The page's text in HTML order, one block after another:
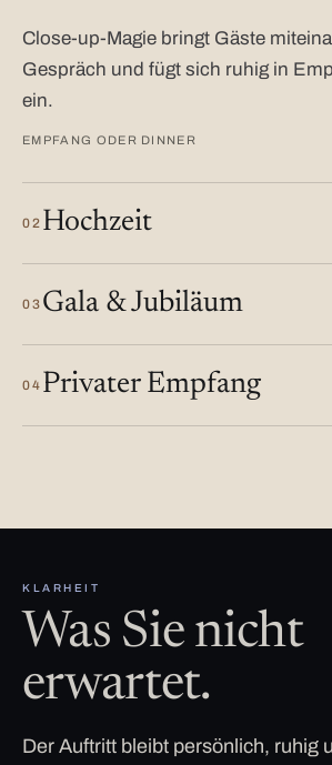
Close-up-Magie bringt Gäste
Gespräch und fügt sich ruhig in
ein.
EMPFANG ODER DINNER
02 Hochzeit
03 Gala & Jubiläum
04 Privater Empfang
KLARHEIT
Was Sie nicht
erwartet.
Der Auftritt bleibt persönlich, ruhig